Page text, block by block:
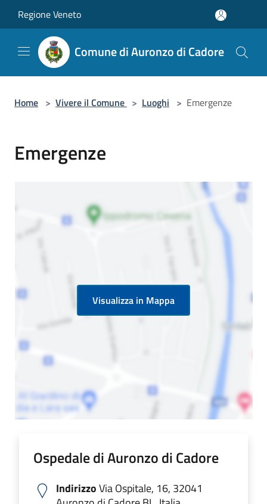
Regione Veneto
Comune di Auronzo di Cadore
Home > Vivere il Comune > Luoghi > Emergenze
Emergenze
Visualizza in Mappa
Ospedale di Auronzo di Cadore
IndirizzoVia Ospitale, 16, 32041